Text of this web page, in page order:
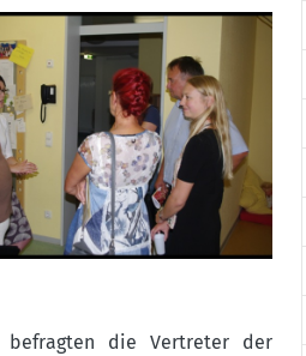
befragten die Vertreter der